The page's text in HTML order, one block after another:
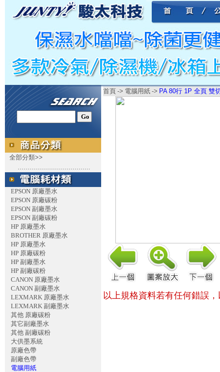
全部分類>>
.....................................
EPSON 原廠墨水
EPSON 原廠碳粉
EPSON 副廠墨水
EPSON 副廠碳粉
HP 原廠墨水
BROTHER 原廠墨水
HP 原廠墨水
HP 原廠碳粉
HP 副廠墨水
HP 副廠碳粉
CANON 原廠墨水
CANON 副廠墨水
LEXMARK 原廠墨水
LEXMARK 副廠墨水
其他 原廠碳粉
其它副廠墨水
其他 副廠碳粉
大供墨系統
原廠色帶
副廠色帶
電腦用紙
首頁 -> 電腦用紙 -> PA 80行 1P 全頁 雙
以上規格資料若有任何錯誤